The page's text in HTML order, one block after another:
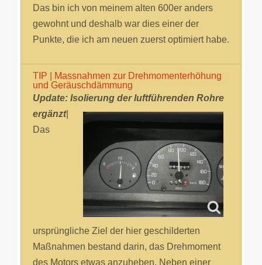
Das bin ich von meinem alten 600er anders
gewohnt und deshalb war dies einer der
Punkte, die ich am neuen zuerst optimiert habe.
TIP | Massnahmen zur Drehmomenterhöhung
und Geräuschdämmung
Update: Isolierung der luftführenden Rohre
ergänzt|
Das
ursprüngliche Ziel der hier geschilderten
Maßnahmen bestand darin, das Drehmoment
des Motors etwas anzuheben. Neben einer